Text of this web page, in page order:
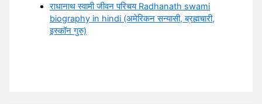
राधानाथ स्वामी जीवन परिचय Radhanath swami
biography in hindi (अमेरिकन सन्यासी, ब्रह्मचारी,
इस्कॉन गुरु)